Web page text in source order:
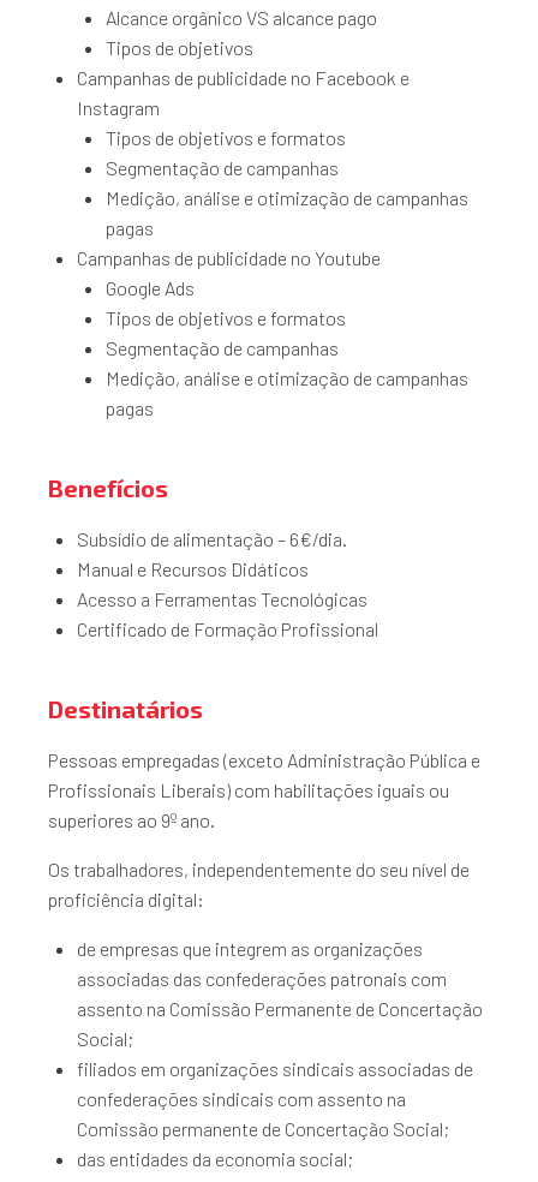
Alcance orgânico VS alcance pago
Tipos de objetivos
Campanhas de publicidade no Facebook e
Instagram
Tipos de objetivos e formatos
Segmentação de campanhas
Medição, análise e otimização de campanhas
pagas
Campanhas de publicidade no Youtube
Google Ads
Tipos de objetivos e formatos
Segmentação de campanhas
Medição, análise e otimização de campanhas
pagas
Benefícios
Subsídio de alimentação – 6€/dia.
Manual e Recursos Didáticos
Acesso a Ferramentas Tecnológicas
Certificado de Formação Profissional
Destinatários
Pessoas empregadas (exceto Administração Pública e
Profissionais Liberais) com habilitações iguais ou
superiores ao 9º ano.
Os trabalhadores, independentemente do seu nível de
proficiência digital:
de empresas que integrem as organizações
associadas das confederações patronais com
assento na Comissão Permanente de Concertação
Social;
filiados em organizações sindicais associadas de
confederações sindicais com assento na
Comissão permanente de Concertação Social;
das entidades da economia social;